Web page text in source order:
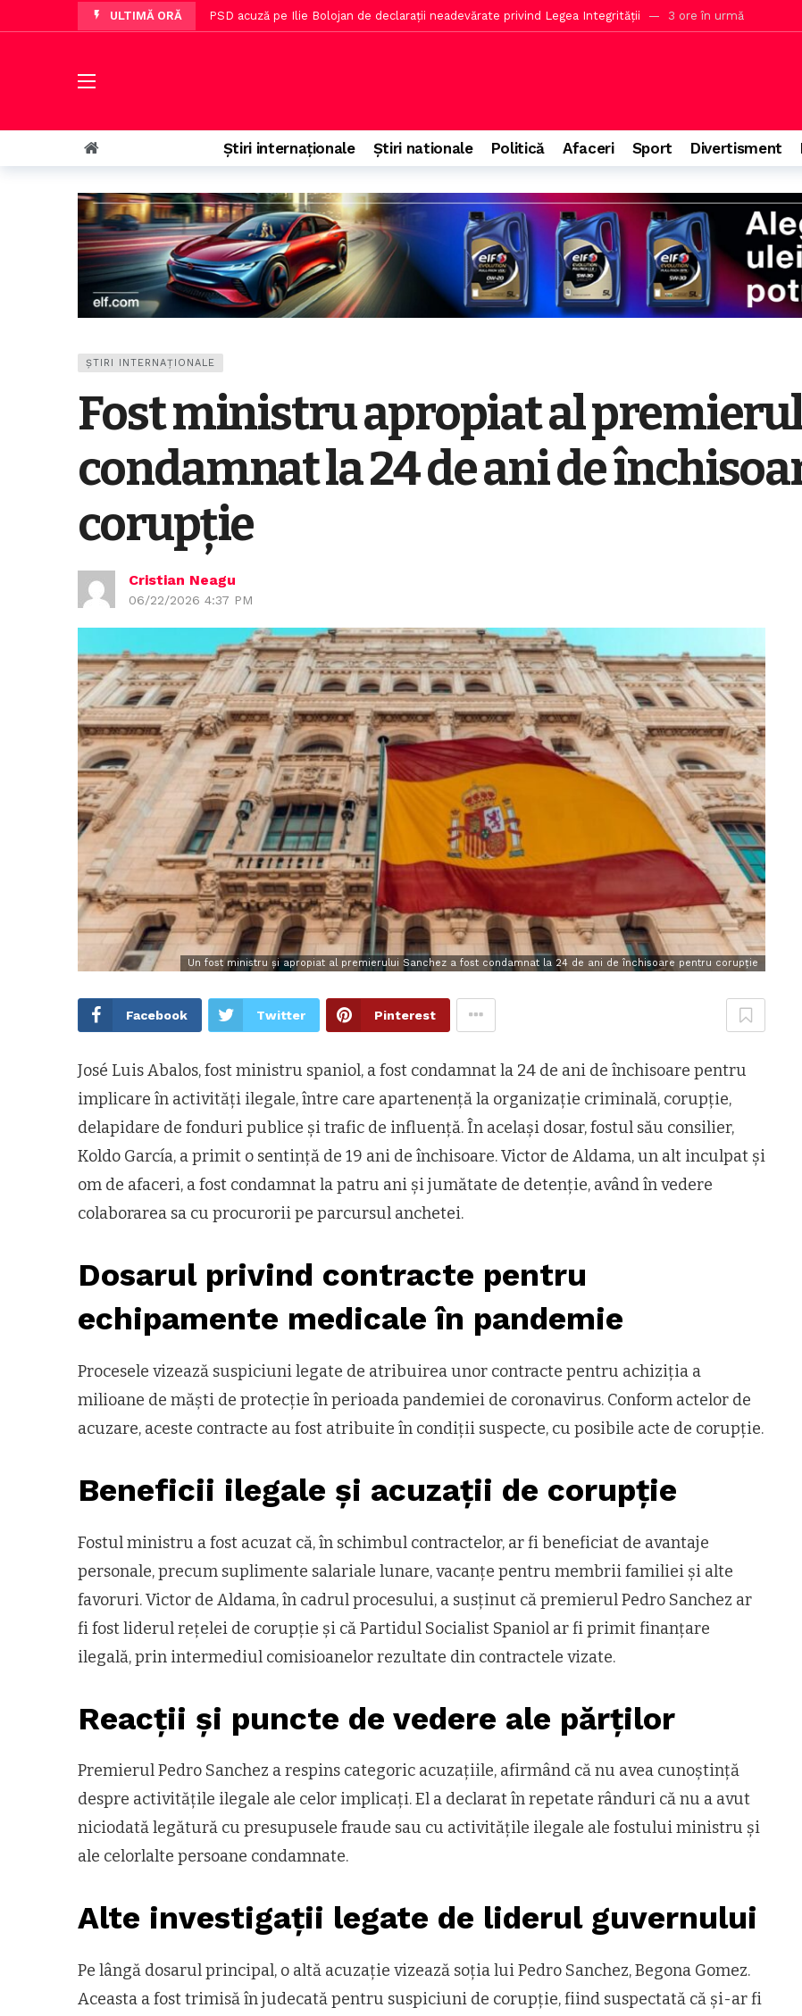
ULTIMĂ ORĂ Family Farm Fest 2026 va avea loc în România într-un nou festival 3 ore în urmă
U Cluj a confirmat despărțirea de Alessandro Murgia 5 ore în urmă
Sistemul e-Terra va fi reactivat săptămâna viitoare după atacul cibernetic asupra ANCPI 60 de
Știri internaționale Știri nationale Politică Afaceri Sport Divertisment
ȘTIRI INTERNAȚIONALE
Fost ministru apropiat al
condamnat la 24 de ani de
corupție
Cristian Neagu
06/22/2026 4:37 PM
Un fost ministru și apropiat al premierului Sanchez a fost condamnat la 24 de ani de închisoare pentru corupție
Facebook Twitter Pinterest
José Luis Abalos, fost ministru spaniol, a fost condamnat la 24 de ani de închisoare pentru
implicare în activități ilegale, între care apartenență la organizație criminală, corupție,
delapidare de fonduri publice și trafic de influență. În același dosar, fostul său consilier,
Koldo García, a primit o sentință de 19 ani de închisoare. Victor de Aldama, un alt inculpat și
om de afaceri, a fost condamnat la patru ani și jumătate de detenție, având în vedere
colaborarea sa cu procurorii pe parcursul anchetei.
Dosarul privind contracte pentru
echipamente medicale în pandemie
Procesele vizează suspiciuni legate de atribuirea unor contracte pentru achiziția a
milioane de măști de protecție în perioada pandemiei de coronavirus. Conform actelor de
acuzare, aceste contracte au fost atribuite în condiții suspecte, cu posibile acte de corupție.
Beneficii ilegale și acuzații de corupție
Fostul ministru a fost acuzat că, în schimbul contractelor, ar fi beneficiat de avantaje
personale, precum suplimente salariale lunare, vacanțe pentru membrii familiei și alte
favoruri. Victor de Aldama, în cadrul procesului, a susținut că premierul Pedro Sanchez ar
fi fost liderul rețelei de corupție și că Partidul Socialist Spaniol ar fi primit finanțare
ilegală, prin intermediul comisioanelor rezultate din contractele vizate.
Reacții și puncte de vedere ale părților
Premierul Pedro Sanchez a respins categoric acuzațiile, afirmând că nu avea cunoștință
despre activitățile ilegale ale celor implicați. El a declarat în repetate rânduri că nu a avut
niciodată legătură cu presupusele fraude sau cu activitățile ilegale ale fostului ministru și
ale celorlalte persoane condamnate.
Alte investigații legate de liderul guvernului
Pe lângă dosarul principal, o altă acuzație vizează soția lui Pedro Sanchez, Begona Gomez.
Aceasta a fost trimisă în judecată pentru suspiciuni de corupție, fiind suspectată că și-ar fi